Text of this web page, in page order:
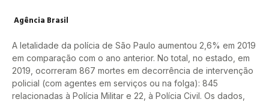
Agência Brasil
A letalidade da polícia de São Paulo aumentou 2,6% em 2019
em comparação com o ano anterior. No total, no estado, em
2019, ocorreram 867 mortes em decorrência de intervenção
policial (com agentes em serviços ou na folga): 845
relacionadas à Polícia Militar e 22, à Polícia Civil. Os dados,